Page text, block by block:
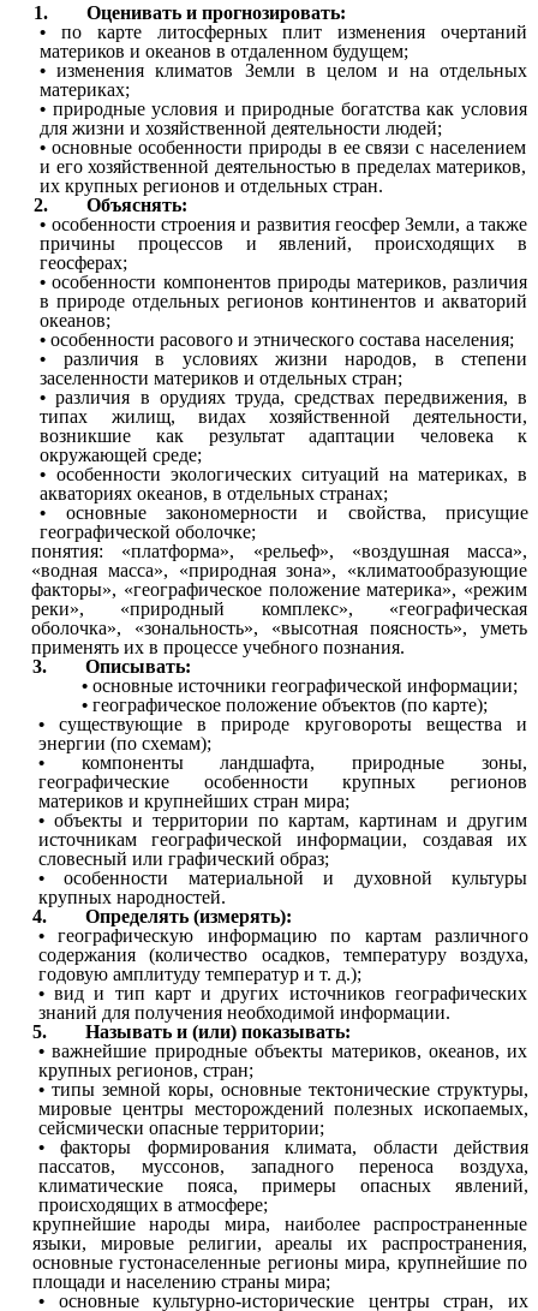
1. Оценивать и прогнозировать:
по карте литосферных плит изменения очертаний
материков и океанов в отдаленном будущем;
изменения климатов Земли в целом и на отдельных
материках;
природные условия и природные богатства как условия
для жизни и хозяйственной деятельности людей;
основные особенности природы в ее связи с населением
и его хозяйственной деятельностью в пределах материков,
их крупных регионов и отдельных стран.
2. Объяснять:
особенности строения и развития геосфер Земли, а также
причины процессов и явлений, происходящих в
геосферах;
особенности компонентов природы материков, различия
в природе отдельных регионов континентов и акваторий
океанов;
особенности расового и этнического состава населения;
различия в условиях жизни народов, в степени
заселенности материков и отдельных стран;
различия в орудиях труда, средствах передвижения, в
типах жилищ, видах хозяйственной деятельности,
возникшие как результат адаптации человека к
окружающей среде;
особенности экологических ситуаций на материках, в
акваториях океанов, в отдельных странах;
основные закономерности и свойства, присущие
географической оболочке;
понятия: «платформа», «рельеф», «воздушная масса»,
«водная масса», «природная зона», «климатообразующие
факторы», «географическое положение материка», «режим
реки», «природный комплекс», «географическая
оболочка», «зональность», «высотная поясность», уметь
применять их в процессе учебного познания.
3. Описывать:
основные источники географической информации;
географическое положение объектов (по карте);
существующие в природе круговороты вещества и
энергии (по схемам);
компоненты ландшафта, природные зоны,
географические особенности крупных регионов
материков и крупнейших стран мира;
объекты и территории по картам, картинам и другим
источникам географической информации, создавая их
словесный или графический образ;
особенности материальной и духовной культуры
крупных народностей.
4. Определять (измерять):
географическую информацию по картам различного
содержания (количество осадков, температуру воздуха,
годовую амплитуду температур и т. д.);
вид и тип карт и других источников географических
знаний для получения необходимой информации.
5. Называть и (или) показывать:
важнейшие природные объекты материков, океанов, их
крупных регионов, стран;
типы земной коры, основные тектонические структуры,
мировые центры месторождений полезных ископаемых,
сейсмически опасные территории;
факторы формирования климата, области действия
пассатов, муссонов, западного переноса воздуха,
климатические пояса, примеры опасных явлений,
происходящих в атмосфере;
крупнейшие народы мира, наиболее распространенные
языки, мировые религии, ареалы их распространения,
основные густонаселенные регионы мира, крупнейшие по
площади и населению страны мира;
основные культурно-исторические центры стран, их